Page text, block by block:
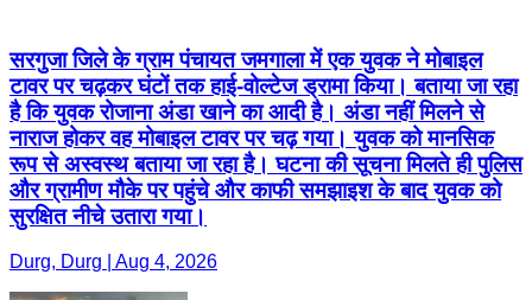
सरगुजा जिले के ग्राम पंचायत जमगाला में एक युवक ने मोबाइल
टावर पर चढ़कर घंटों तक हाई-वोल्टेज ड्रामा किया। बताया जा रहा
है कि युवक रोजाना अंडा खाने का आदी है। अंडा नहीं मिलने से
नाराज होकर वह मोबाइल टावर पर चढ़ गया। युवक को मानसिक
रूप से अस्वस्थ बताया जा रहा है। घटना की सूचना मिलते ही पुलिस
और ग्रामीण मौके पर पहुंचे और काफी समझाइश के बाद युवक को
सुरक्षित नीचे उतारा गया।
Durg, Durg | Aug 4, 2026